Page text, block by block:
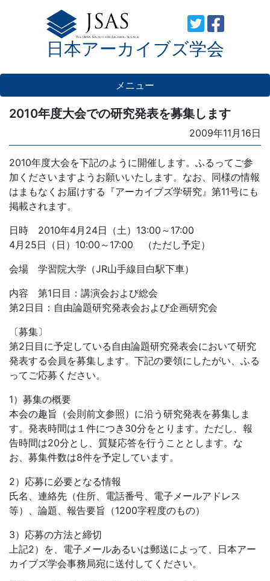
日本アーカイブズ学会
メニュー
2010年度大会での研究発表を募集します
Posted
on
2009年11月16日
2010年度大会を下記のように開催します。ふるってご参
加くださいますようお願いいたします。なお、同様の情報
はまもなくお届けする『アーカイブズ学研究』第11号にも
掲載されます。
日時 2010年4月24日（土）13:00～17:00
4月25日（日）10:00～17:00 （ただし予定）
会場 学習院大学（JR山手線目白駅下車）
内容 第1日目：講演会および総会
第2日目：自由論題研究発表会および企画研究会
〔募集〕
第2日目に予定している自由論題研究発表会において研究
発表する会員を募集します。下記の要領にしたがい、ふる
ってご応募ください。
1）募集の概要
本会の趣旨（会則前文参照）に沿う研究発表を募集しま
す。発表時間は１件につき30分をとります。ただし、報
告時間は20分とし、質疑応答を行うこととします。な
お、募集件数は8件を予定しています。
2）応募に必要となる情報
氏名、連絡先（住所、電話番号、電子メールアドレス
等）、論題、報告要旨（1200字程度のもの）
3）応募の方法と締切
上記2）を、電子メールあるいは郵送によって、日本アー
カイブズ学会事務局宛に送付してください。